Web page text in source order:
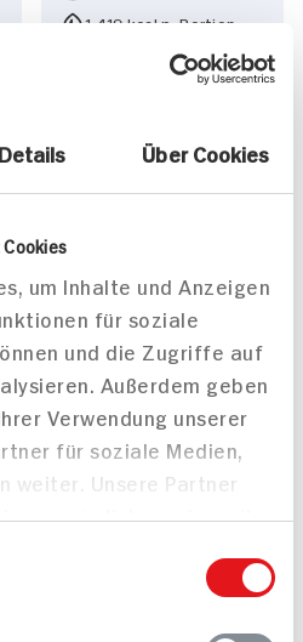
Details Über Cookies
um Inhalte und Anzeigen
für soziale
und die Zugriffe auf
Außerdem geben
Verwendung unserer
für soziale Medien,
weiter. Unsere Partner
möglicherweise mit
die sie im Rahmen
1.419 kcal p. Portion
Paella mit Merguez-
und Garnelen
90 min
1.098 kcal p. Portion
Leicht